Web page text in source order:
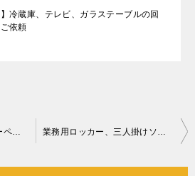
】冷蔵庫、テレビ、ガラステーブルの回
依頼
ウレタンマットレス、カーペット、ラック、衣類、本、ポット等の回収 業務用ロッカー、三人掛けソファーの回収・処分ご依頼 お客様の声